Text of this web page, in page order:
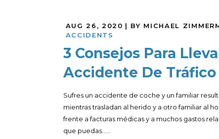
AUG 26, 2020 | BY MICHAEL
ACCIDENTS
3 Consejos Para
Accidente De Tráfico
Sufres un accidente de coche y un familiar
mientras trasladan al herido y a otro familiar al
frente a facturas médicas y a muchos gastos
que puedas......